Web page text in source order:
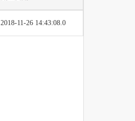
2018-11-26 14:43:08.0